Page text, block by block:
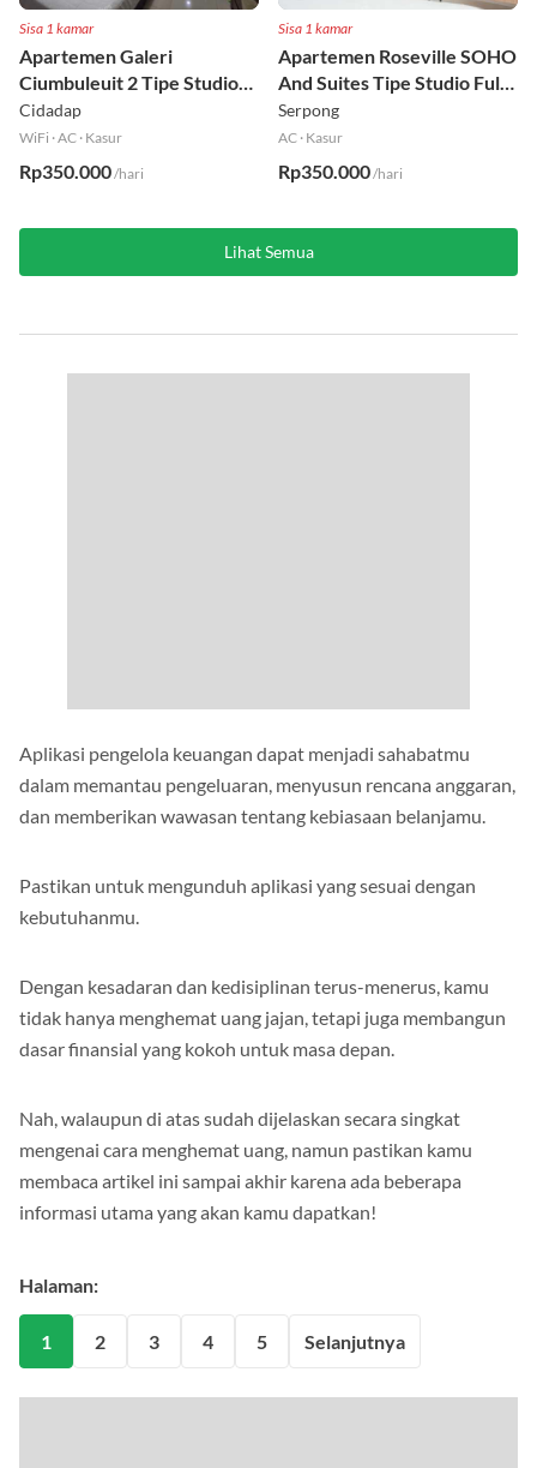
Sisa 1 kamar
Apartemen Galeri
Ciumbuleuit 2 Tipe Studio
Full Furnished Lt 30
Cidadap
WiFi ·AC · Kasur
Rp350.000/hari
Sisa 1 kamar
Apartemen Roseville SOHO
And Suites Tipe Studio Full
Furnished Lt 16
Serpong
AC · Kasur
Rp350.000/hari
Lihat Semua
Aplikasi pengelola keuangan dapat menjadi sahabatmu
dalam memantau pengeluaran, menyusun rencana anggaran,
dan memberikan wawasan tentang kebiasaan belanjamu.
Pastikan untuk mengunduh aplikasi yang sesuai dengan
kebutuhanmu.
Dengan kesadaran dan kedisiplinan terus-menerus, kamu
tidak hanya menghemat uang jajan, tetapi juga membangun
dasar finansial yang kokoh untuk masa depan.
Nah, walaupun di atas sudah dijelaskan secara singkat
mengenai cara menghemat uang, namun pastikan kamu
membaca artikel ini sampai akhir karena ada beberapa
informasi utama yang akan kamu dapatkan!
Halaman:
1 2 3 4 5 Selanjutnya